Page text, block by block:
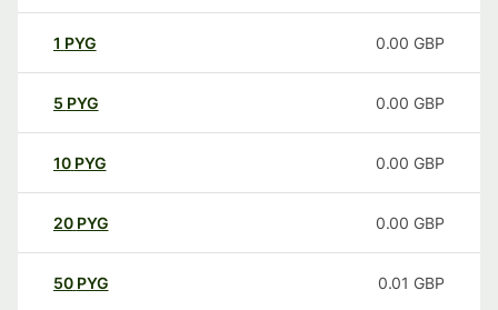
1 PYG 0.00 GBP
5 PYG 0.00 GBP
10 PYG 0.00 GBP
20 PYG 0.00 GBP
50 PYG 0.01 GBP